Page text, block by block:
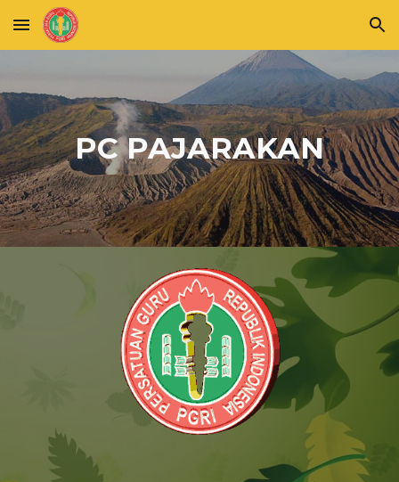
Skip to main content Skip to navigation
PC PAJARAKAN